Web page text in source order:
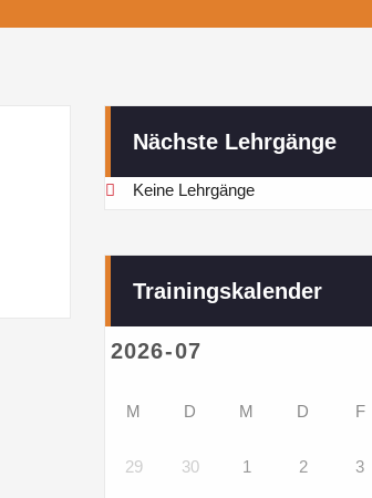
Nächste Lehrgänge
Keine Lehrgänge
Trainingskalender
M D M D F
29 30 1 2 3